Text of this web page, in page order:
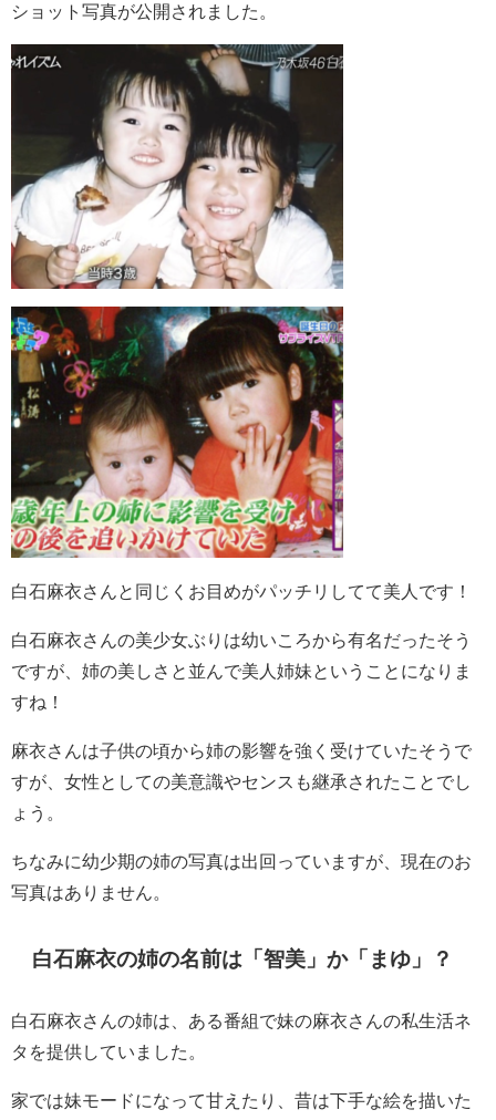
ショット写真が公開されました。
白石麻衣さんと同じくお目めがパッチリしてて美人です！
白石麻衣さんの美少女ぶりは幼いころから有名だったそう
ですが、姉の美しさと並んで美人姉妹ということになりま
すね！
麻衣さんは子供の頃から姉の影響を強く受けていたそうで
すが、女性としての美意識やセンスも継承されたことでし
ょう。
ちなみに幼少期の姉の写真は出回っていますが、現在のお
写真はありません。
白石麻衣の姉の名前は「智美」か「まゆ」？
白石麻衣さんの姉は、ある番組で妹の麻衣さんの私生活ネ
タを提供していました。
家では妹モードになって甘えたり、昔は下手な絵を描いた